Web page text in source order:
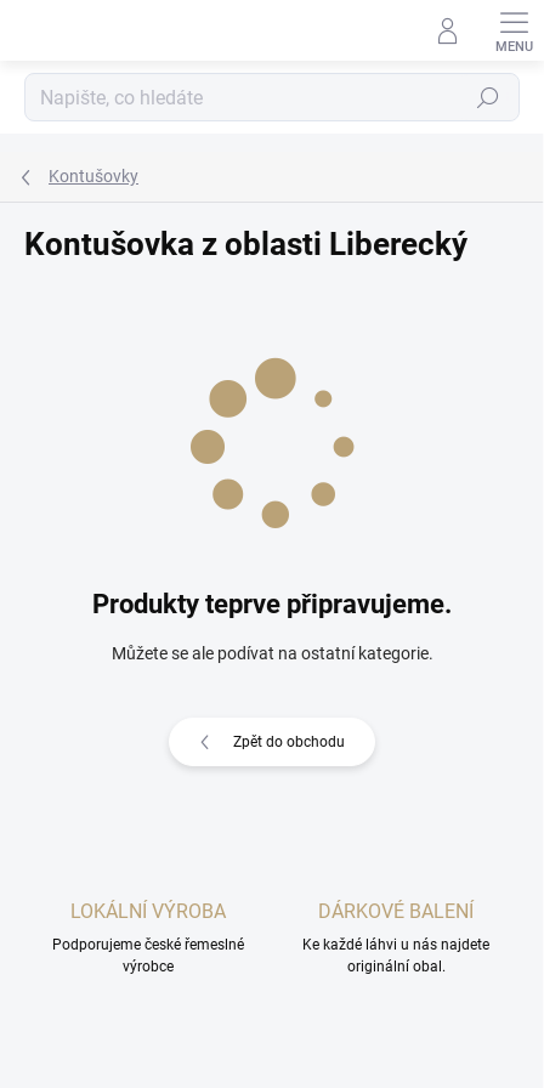
Hledat
Kontušovky
Kontušovka z oblasti Liberecký
Produkty teprve připravujeme.
Můžete se ale podívat na ostatní kategorie.
Zpět do obchodu
LOKÁLNÍ VÝROBA
Podporujeme české řemeslné
výrobce
DÁRKOVÉ BALENÍ
Ke každé láhvi u nás najdete
originální obal.